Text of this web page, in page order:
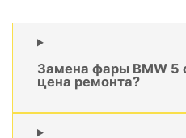
Замена фары BMW 5
цена ремонта?